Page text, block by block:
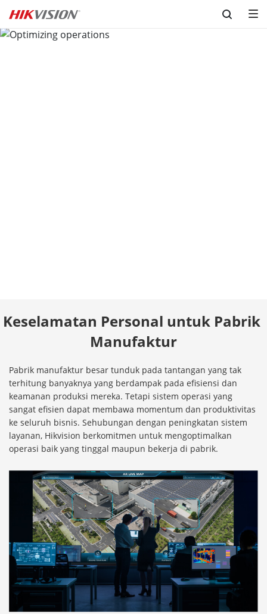
Skip to content
Keselamatan Personal untuk Pabrik
Manufaktur
Pabrik manufaktur besar tunduk pada tantangan yang tak
terhitung banyaknya yang berdampak pada efisiensi dan
keamanan produksi mereka. Tetapi sistem operasi yang
sangat efisien dapat membawa momentum dan produktivitas
ke seluruh bisnis. Sehubungan dengan peningkatan sistem
layanan, Hikvision berkomitmen untuk mengoptimalkan
operasi baik yang tinggal maupun bekerja di pabrik.